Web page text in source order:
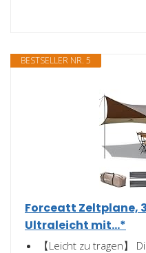
BESTSELLER NR. 5
Forceatt Zeltplane,
Ultraleicht mit...*
【Leicht zu tragen】